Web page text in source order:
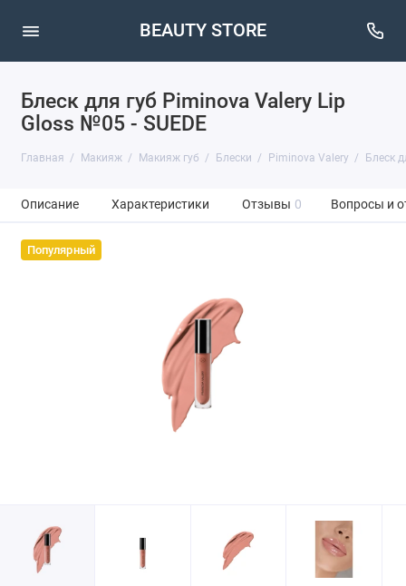
BEAUTY STORE
Блеск для губ Piminova Valery Lip
Gloss №05 - SUEDE
Главная Макияж Макияж губ Блески Piminova Valery Блеск
Описание Характеристики Отзывы 0 Вопросы и
Популярный